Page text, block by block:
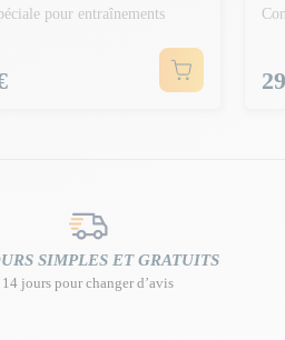
pour entraînements
SIMPLES ET GRATUITS
14 jours pour changer d’avis